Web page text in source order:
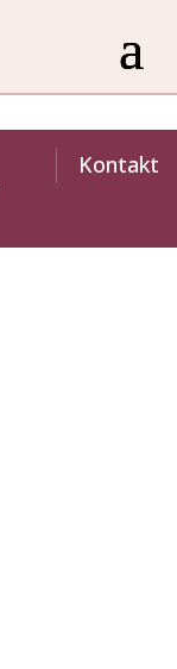
Kontakt